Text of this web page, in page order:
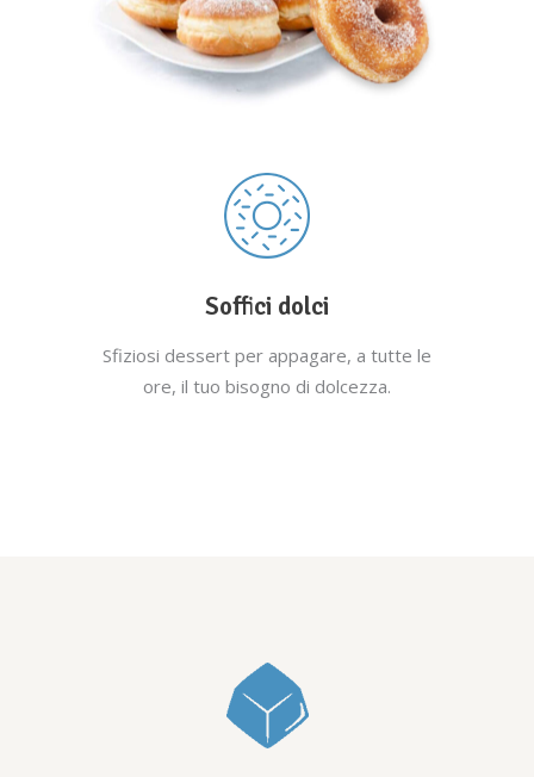
Soffici dolci
Sfiziosi dessert per appagare, a tutte le
ore, il tuo bisogno di dolcezza.